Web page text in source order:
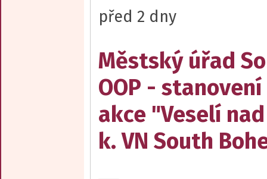
před 2 dny
Městský úřad
OOP -
akce "Veselí
k. VN South